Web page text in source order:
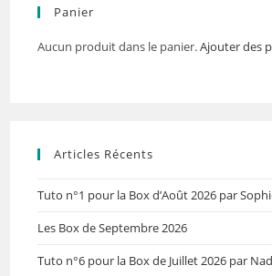
Panier
Aucun produit dans le panier.Ajouter des
Articles Récents
Tuto n°1 pour la Box d’Août 2026 par
Les Box de Septembre 2026
Tuto n°6 pour la Box de Juillet 2026 par